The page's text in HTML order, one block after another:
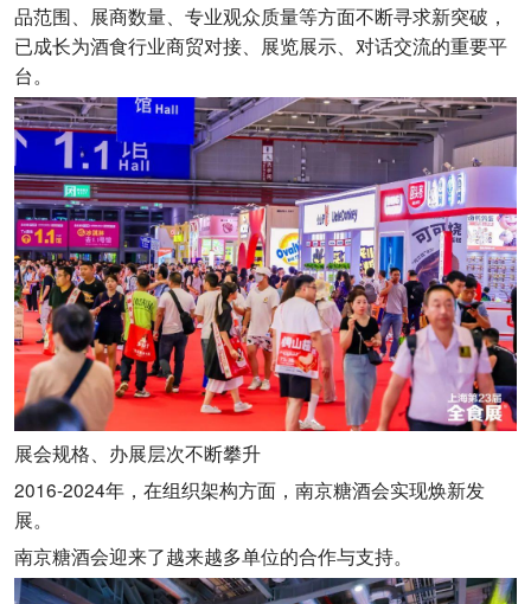
品范围、展商数量、专业观众质量等方面不断寻求新突破，
已成长为酒食行业商贸对接、展览展示、对话交流的重要平
台。
展会规格、办展层次不断攀升
2016-2024年，在组织架构方面，南京糖酒会实现焕新发
展。
南京糖酒会迎来了越来越多单位的合作与支持。